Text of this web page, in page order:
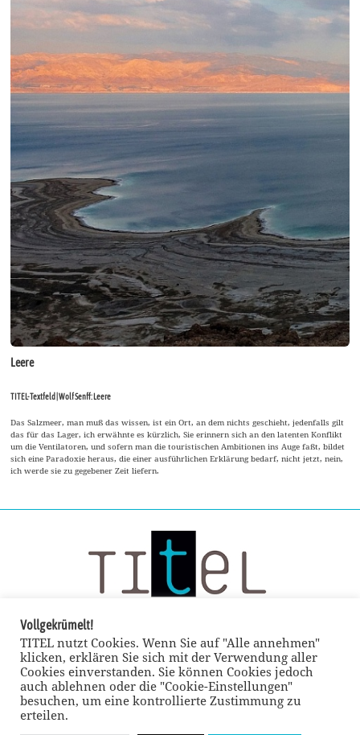
Leere
TITEL-Textfeld | Wolf Senff: Leere
Das Salzmeer, man muß das wissen, ist ein Ort, an dem nichts geschieht, jedenfalls gilt
das für das Lager, ich erwähnte es kürzlich, Sie erinnern sich an den latenten Konflikt
um die Ventilatoren, und sofern man die touristischen Ambitionen ins Auge faßt, bildet
sich eine Paradoxie heraus, die einer ausführlichen Erklärung bedarf, nicht jetzt, nein,
ich werde sie zu gegebener Zeit liefern.
Vollgekrümelt!
TITEL nutzt Cookies. Wenn Sie auf "Alle annehmen"
klicken, erklären Sie sich mit der Verwendung aller
Cookies einverstanden. Sie können Cookies jedoch
auch ablehnen oder die "Cookie-Einstellungen"
besuchen, um eine kontrollierte Zustimmung zu
erteilen.